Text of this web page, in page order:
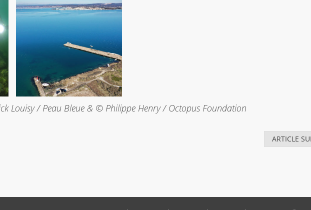
Louisy / Peau Bleue & © Philippe Henry / Octopus Foundation
ARTICLE